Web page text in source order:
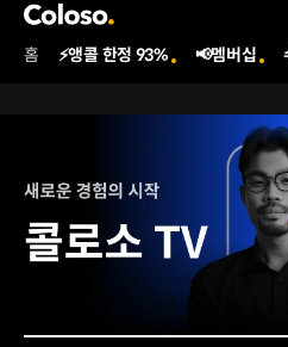
콜로소
Coloso Menu
홈 ⚡앵콜 한정 93% 📢멤버십
[콜로소 플래닛][콜로소 TV]2023 3